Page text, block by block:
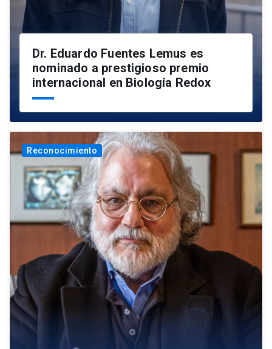
Dr. Eduardo Fuentes Lemus es
nominado a prestigioso premio
internacional en Biología Redox
Reconocimiento